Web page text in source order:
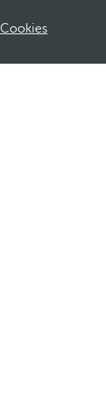
Cookies